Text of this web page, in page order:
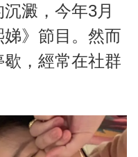
澱，今年3月
》節目。然而
，經常在社群